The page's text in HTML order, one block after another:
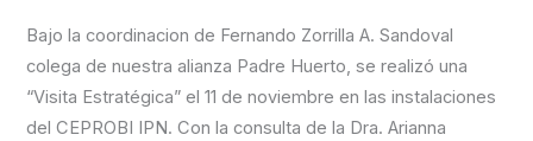
Bajo la coordinacion de Fernando Zorrilla A. Sandoval
colega de nuestra alianza Padre Huerto, se realizó una
“Visita Estratégica” el 11 de noviembre en las instalaciones
del CEPROBI IPN. Con la consulta de la Dra. Arianna